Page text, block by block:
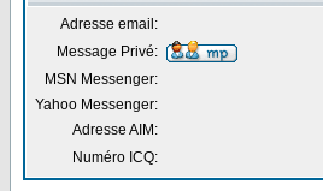
Adresse email:
Message Privé:
MSN Messenger:
Yahoo Messenger:
Adresse AIM:
Numéro ICQ: